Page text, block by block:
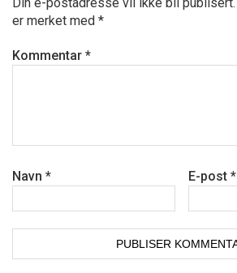
er merket med *
Kommentar *
Navn * E-post*